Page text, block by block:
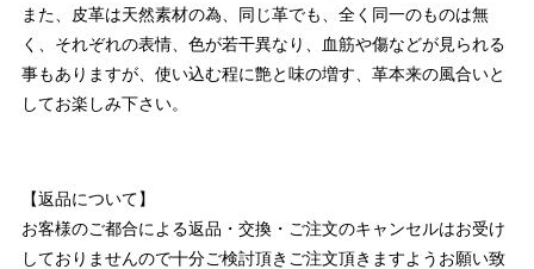
また、皮革は天然素材の為、同じ革でも、全く同一のものは無
く、それぞれの表情、色が若干異なり、血筋や傷などが見られる
事もありますが、使い込む程に艶と味の増す、革本来の風合いと
してお楽しみ下さい。
【返品について】
お客様のご都合による返品・交換・ご注文のキャンセルはお受け
しておりませんので十分ご検討頂きご注文頂きますようお願い致